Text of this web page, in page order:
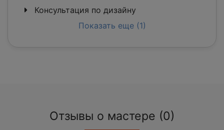
Консультация по дизайну
Показать еще (1)
Отзывы о мастере (0)